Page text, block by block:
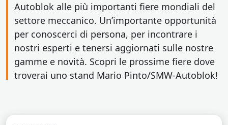
Autoblok alle più importanti fiere mondiali del
settore meccanico. Un’importante opportunità
per conoscerci di persona, per incontrare i
nostri esperti e tenersi aggiornati sulle nostre
gamme e novità. Scopri le prossime fiere dove
troverai uno stand Mario Pinto/SMW-Autoblok!